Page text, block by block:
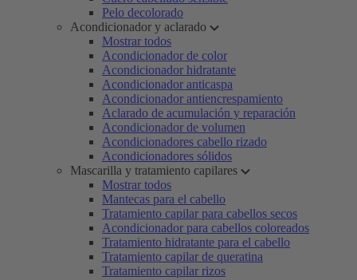
Pelo decolorado
Acondicionador y aclarado
Mostrar todos
Acondicionador de color
Acondicionador hidratante
Acondicionador anticaspa
Acondicionador antiencrespamiento
Aclarado de acumulación y reparación
Acondicionador de volumen
Acondicionadores cabello rizado
Acondicionadores sólidos
Mascarilla y tratamiento capilares
Mostrar todos
Mantecas para el cabello
Tratamiento capilar para cabellos secos
Acondicionador para cabellos coloreados
Tratamiento hidratante para el cabello
Tratamiento capilar de queratina
Tratamiento capilar rizos